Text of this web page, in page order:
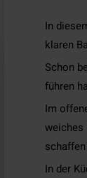
In
klaren
Schon
führen
Im
weiches
In der